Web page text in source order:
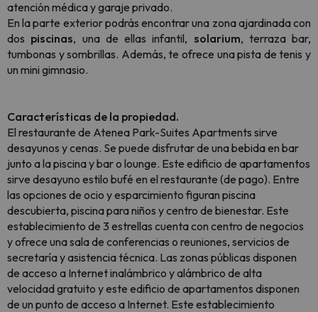
atención médica y garaje privado.
En la parte exterior podrás encontrar una zona ajardinada con
dos piscinas, una de ellas infantil, solarium, terraza bar,
tumbonas y sombrillas. Además, te ofrece una pista de tenis y
un mini gimnasio.
Características de la propiedad.
El restaurante de Atenea Park-Suites Apartments sirve
desayunos y cenas. Se puede disfrutar de una bebida en bar
junto a la piscina y bar o lounge. Este edificio de apartamentos
sirve desayuno estilo bufé en el restaurante (de pago). Entre
las opciones de ocio y esparcimiento figuran piscina
descubierta, piscina para niños y centro de bienestar. Este
establecimiento de 3 estrellas cuenta con centro de negocios
y ofrece una sala de conferencias o reuniones, servicios de
secretaría y asistencia técnica. Las zonas públicas disponen
de acceso a Internet inalámbrico y alámbrico de alta
velocidad gratuito y este edificio de apartamentos disponen
de un punto de acceso a Internet. Este establecimiento